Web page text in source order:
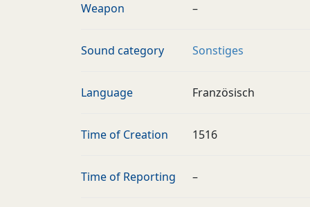
Weapon –
Sound category Sonstiges
Language Französisch
Time of Creation 1516
Time of Reporting –